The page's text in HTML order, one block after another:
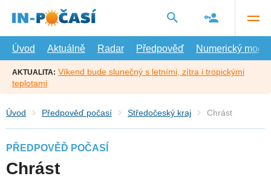
hlavní
Úvod
Aktuálně Radar Předpověď Numerický model
AKTUALITA: Víkend bude slunečný s letními, zítra i tropickými
teplotami
Úvod Předpověď počasí Středočeský kraj Chrást
PŘEDPOVĚĎ POČASÍ
Chrást